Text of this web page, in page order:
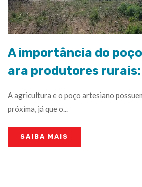
A importância do
ara produtores rurais:
A agricultura e o poço artesiano
próxima, já que o...
SAIBA MAIS